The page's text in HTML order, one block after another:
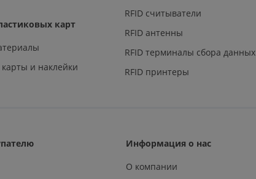
карт
и наклейки
RFID считыватели
RFID антенны
RFID терминалы сбора данных
RFID принтеры
Информация о нас
О компании